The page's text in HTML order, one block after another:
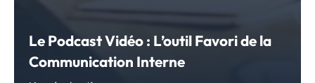
Le Podcast Vidéo : L’outil Favori de la
Communication Interne